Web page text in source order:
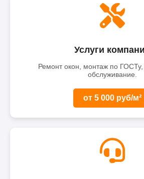
Услуги
Ремонт окон, монтаж по ГОСТу,
обслуживание.
от 5 000 руб/м²